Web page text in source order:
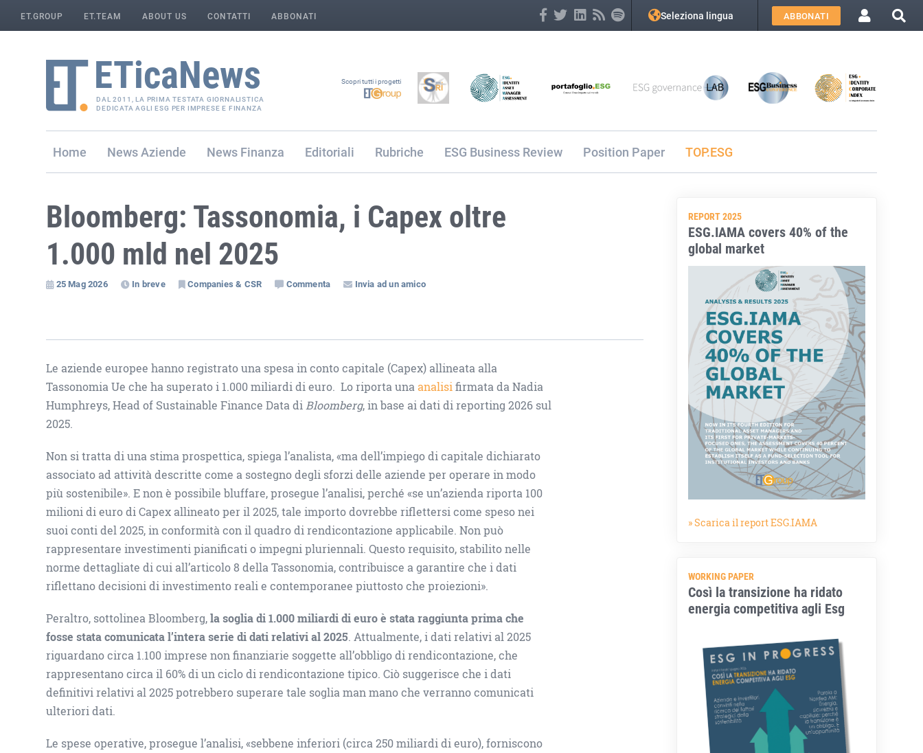
ET.GROUP ET.TEAM ABOUT US CONTATTI ABBONATI Seleziona lingua ABBONATI
DAL 2011, LA PRIMA TESTATA GIORNALISTICA
DEDICATA AGLI ESG PER IMPRESE E FINANZA
Scopri tutti i progetti
Home Aziende Finanza Editoriali Rubriche ESG Business Review Position Paper TOP.ESG
Bloomberg: Tassonomia, i Capex oltre
1.000 mld nel 2025
25 Mag 2026 In breve Companies & CSR Commenta Invia ad un amico
Le aziende europee hanno registrato una spesa in conto capitale (Capex) allineata alla
Tassonomia Ue che ha superato i 1.000 miliardi di euro. Lo riporta unaanalisifirmata da Nadia
Humphreys, Head of Sustainable Finance Data diBloomberg, in base ai dati di reporting 2026 sul
2025.
Non si tratta di una stima prospettica, spiega l’analista, «ma dell’impiego di capitale dichiarato
associato ad attività descritte come a sostegno degli sforzi delle aziende per operare in modo
più sostenibile». E non è possibile bluffare, prosegue l’analisi, perché «se un’azienda riporta 100
milioni di euro di Capex allineato per il 2025, tale importo dovrebbe riflettersi come speso nei
suoi conti del 2025, in conformità con il quadro di rendicontazione applicabile. Non può
rappresentare investimenti pianificati o impegni pluriennali. Questo requisito, stabilito nelle
norme dettagliate di cui all’articolo 8 della Tassonomia, contribuisce a garantire che i dati
riflettano decisioni di investimento reali e contemporanee piuttosto che proiezioni».
Peraltro, sottolinea Bloomberg,la soglia di 1.000 miliardi di euro è stata raggiunta prima che
fosse stata comunicata l’intera serie di dati relativi al 2025. Attualmente, i dati relativi al 2025
riguardano circa 1.100 imprese non finanziarie soggette all’obbligo di rendicontazione, che
rappresentano circa il 60% di un ciclo di rendicontazione tipico. Ciò suggerisce che i dati
definitivi relativi al 2025 potrebbero superare tale soglia man mano che verranno comunicati
ulteriori dati.
Le spese operative, prosegue l’analisi, «sebbene inferiori (circa 250 miliardi di euro), forniscono
REPORT 2025
ESG.IAMA covers 40% of the
global market
» Scarica il report ESG.IAMA
WORKING PAPER
Così la transizione ha ridato
energia competitiva agli Esg